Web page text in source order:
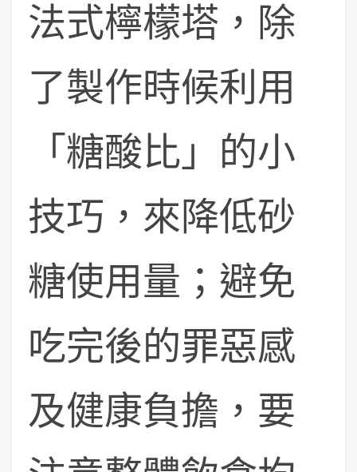
法式檸檬塔，除
了製作時候利用
「糖酸比」的小
技巧，來降低砂
糖使用量；避免
吃完後的罪惡感
及健康負擔，要